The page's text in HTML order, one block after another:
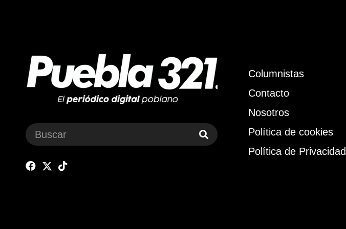
Columnistas
Contacto
Nosotros
Política de cookies
Política de Privacidad